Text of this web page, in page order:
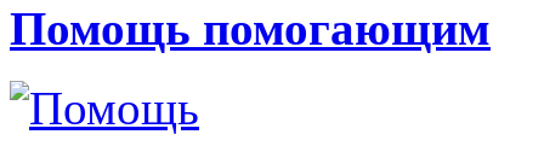
Помощь помогающим